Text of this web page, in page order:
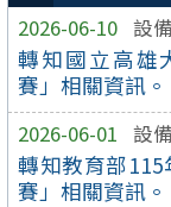
2026-06-10 設
轉知國立高雄
賽」相關資訊。
2026-06-01 設
轉知教育部
賽」相關資訊。